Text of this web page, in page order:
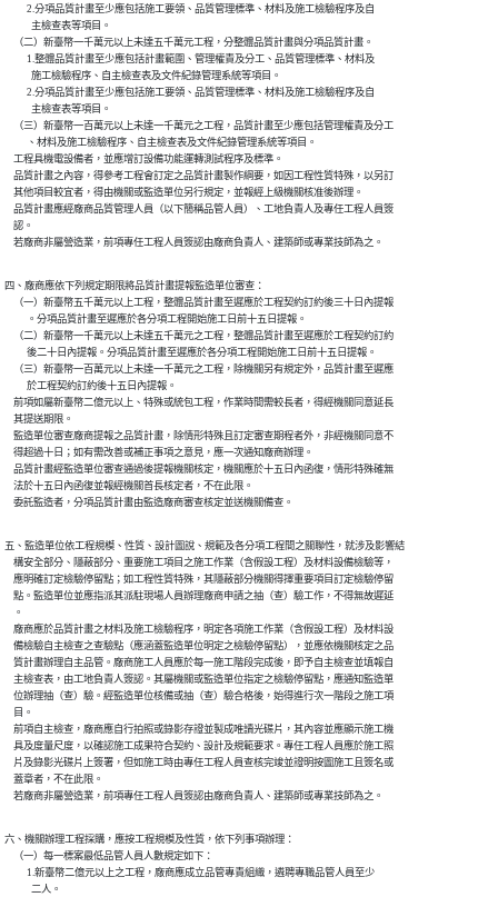
          2.分項品質計畫至少應包括施工要領、品質管理標準、材料及施工檢驗程序及自
            主檢查表等項目。
    （二）新臺幣一千萬元以上未達五千萬元工程，分整體品質計畫與分項品質計畫。
          1.整體品質計畫至少應包括計畫範圍、管理權責及分工、品質管理標準、材料及
            施工檢驗程序、自主檢查表及文件紀錄管理系統等項目。
          2.分項品質計畫至少應包括施工要領、品質管理標準、材料及施工檢驗程序及自
            主檢查表等項目。
    （三）新臺幣一百萬元以上未達一千萬元之工程，品質計畫至少應包括管理權責及分工
          、材料及施工檢驗程序、自主檢查表及文件紀錄管理系統等項目。
    工程具機電設備者，並應增訂設備功能運轉測試程序及標準。
    品質計畫之內容，得參考工程會訂定之品質計畫製作綱要，如因工程性質特殊，以另訂
    其他項目較宜者，得由機關或監造單位另行規定，並報經上級機關核准後辦理。
    品質計畫應經廠商品質管理人員（以下簡稱品管人員）、工地負責人及專任工程人員簽
    認。
    若廠商非屬營造業，前項專任工程人員簽認由廠商負責人、建築師或專業技師為之。
四、廠商應依下列規定期限將品質計畫提報監造單位審查：
    （一）新臺幣五千萬元以上工程，整體品質計畫至遲應於工程契約訂約後三十日內提報
          。分項品質計畫至遲應於各分項工程開始施工日前十五日提報。
    （二）新臺幣一千萬元以上未達五千萬元之工程，整體品質計畫至遲應於工程契約訂約
          後二十日內提報。分項品質計畫至遲應於各分項工程開始施工日前十五日提報。
    （三）新臺幣一百萬元以上未達一千萬元之工程，除機關另有規定外，品質計畫至遲應
          於工程契約訂約後十五日內提報。
    前項如屬新臺幣二億元以上、特殊或統包工程，作業時間需較長者，得經機關同意延長
    其提送期限。
    監造單位審查廠商提報之品質計畫，除情形特殊且訂定審查期程者外，非經機關同意不
    得超過十日；如有需改善或補正事項之意見，應一次通知廠商辦理。
    品質計畫經監造單位審查通過後提報機關核定，機關應於十五日內函復，情形特殊確無
    法於十五日內函復並報經機關首長核定者，不在此限。
    委託監造者，分項品質計畫由監造廠商審查核定並送機關備查。
五、監造單位依工程規模、性質、設計圖說、規範及各分項工程間之關聯性，就涉及影響結
    構安全部分、隱蔽部分、重要施工項目之施工作業（含假設工程）及材料設備檢驗等，
    應明確訂定檢驗停留點；如工程性質特殊，其隱蔽部分機關得擇重要項目訂定檢驗停留
    點。監造單位並應指派其派駐現場人員辦理廠商申請之抽（查）驗工作，不得無故遲延
    。
    廠商應於品質計畫之材料及施工檢驗程序，明定各項施工作業（含假設工程）及材料設
    備檢驗自主檢查之查驗點（應涵蓋監造單位明定之檢驗停留點），並應依機關核定之品
    質計畫辦理自主品管。廠商施工人員應於每一施工階段完成後，即予自主檢查並填報自
    主檢查表，由工地負責人簽認。其屬機關或監造單位指定之檢驗停留點，應通知監造單
    位辦理抽（查）驗。經監造單位核備或抽（查）驗合格後，始得進行次一階段之施工項
    目。
    前項自主檢查，廠商應自行拍照或錄影存證並製成唯讀光碟片，其內容並應顯示施工機
    具及度量尺度，以確認施工成果符合契約、設計及規範要求。專任工程人員應於施工照
    片及錄影光碟片上簽署，但如施工時由專任工程人員查核完竣並證明按圖施工且簽名或
    蓋章者，不在此限。
    若廠商非屬營造業，前項專任工程人員簽認由廠商負責人、建築師或專業技師為之。
六、機關辦理工程採購，應按工程規模及性質，依下列事項辦理：
    （一）每一標案最低品管人員人數規定如下：
          1.新臺幣二億元以上之工程，廠商應成立品管專責組織，遴聘專職品管人員至少
            二人。